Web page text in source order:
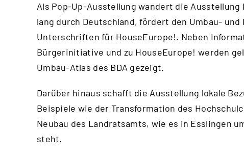
‍Als Pop-Up-Ausstellung wandert die Ausstellung
lang durch Deutschland, fördert den Umbau-
Unterschriften für HouseEurope!. Neben
Bürgerinitiative und zu HouseEurope! werden
Umbau-Atlas des BDA gezeigt.
Darüber hinaus schafft die Ausstellung lokale
Beispiele wie der Transformation des
Neubau des Landratsamts, wie es in Esslingen
steht.